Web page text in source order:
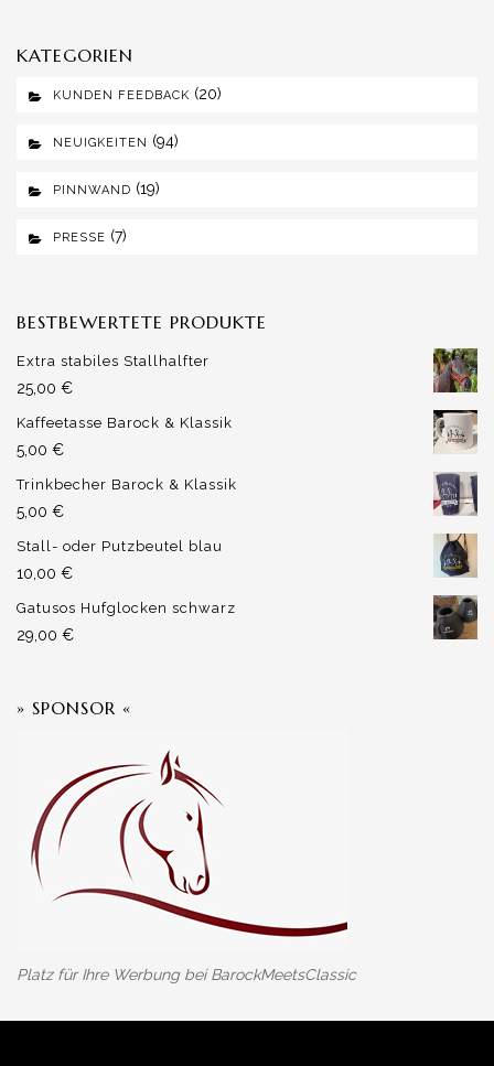
KATEGORIEN
KUNDEN FEEDBACK (20)
NEUIGKEITEN (94)
PINNWAND (19)
PRESSE (7)
BESTBEWERTETE PRODUKTE
Extra stabiles Stallhalfter
25,00 €
Kaffeetasse Barock & Klassik
5,00 €
Trinkbecher Barock & Klassik
5,00 €
Stall- oder Putzbeutel blau
10,00 €
Gatusos Hufglocken schwarz
29,00 €
» SPONSOR «
Platz für Ihre Werbung bei BarockMeetsClassic